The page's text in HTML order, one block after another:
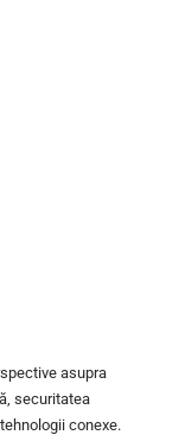
asupra
securitatea
conexe.